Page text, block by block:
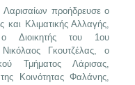
προήδρευσε ο
και Κλιματικής Αλλαγής,
ο Διοικητής του 1ου
Γκουτζέλας, ο
Τμήματος Λάρισας,
Κοινότητας Φαλάνης,